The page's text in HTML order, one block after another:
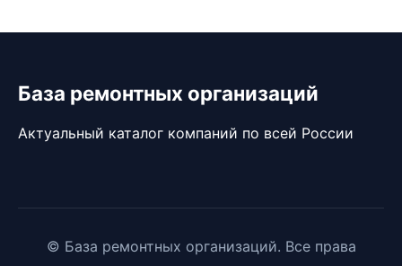
База ремонтных организаций
Актуальный каталог компаний по всей России
© База ремонтных организаций. Все права